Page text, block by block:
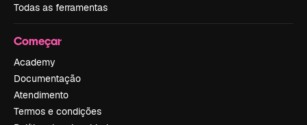
Todas as ferramentas
Começar
Academy
Documentação
Atendimento
Termos e condições